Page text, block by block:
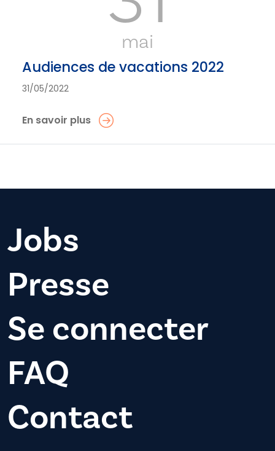
mai
Audiences de vacations 2022
31/05/2022
En savoir plus
Jobs
Presse
Se connecter
FAQ
Contact